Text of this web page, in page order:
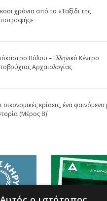
χρόνια από το «Ταξίδι της
Πύλου – Ελληνικό Κέντρο
Αρχαιολογίας
οικονομικές κρίσεις, ένα φαινόμενο
(Μέρος B΄)